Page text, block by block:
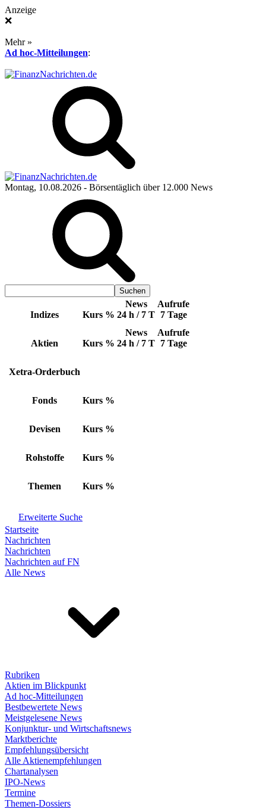
Anzeige
❌
Mehr »
Ad hoc-Mitteilungen:
Montag, 10.08.2026 - Börsentäglich über 12.000 News
Indizes Kurs %
News
24 h / 7 T
Aufrufe
7 Tage
Aktien Kurs %
News
24 h / 7 T
Aufrufe
7 Tage
Xetra-Orderbuch
Fonds Kurs %
Devisen Kurs %
Rohstoffe Kurs %
Themen Kurs %
Erweiterte Suche
Startseite
Nachrichten
Nachrichten
Nachrichten auf FN
Alle News
Rubriken
Aktien im Blickpunkt
Ad hoc-Mitteilungen
Bestbewertete News
Meistgelesene News
Konjunktur- und Wirtschaftsnews
Marktberichte
Empfehlungsübersicht
Alle Aktienempfehlungen
Chartanalysen
IPO-News
Termine
Themen-Dossiers